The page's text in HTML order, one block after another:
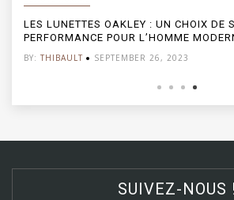
LES LUNETTES OAKLEY : UN CHOIX DE
PERFORMANCE POUR L’HOMME
BY: THIBAULT SEPTEMBER 26, 2023
SUIVEZ-NOUS !